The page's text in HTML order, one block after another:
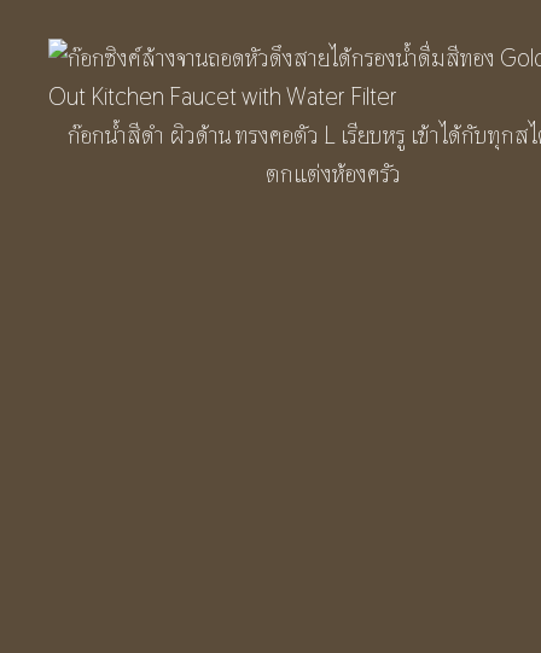
ก๊อกน้ำสีดำ ผิวด้าน ทรงคอตัว L เรียบหรู เข้าได้กับทุกส
ตกแต่งห้องครัว